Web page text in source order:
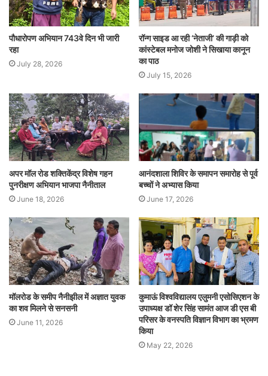
पौधारोपण अभियान 743वे दिन भी जारी
रहा
July 28, 2026
रॉन्ग साइड आ रही ‘नेताजी’ की गाड़ी को
कांस्टेबल मनोज जोशी ने सिखाया कानून
का पाठ
July 15, 2026
अपर मॉल रोड शक्तिकेंद्र विशेष गहन
पुनरीक्षण अभियान भाजपा नैनीताल
June 18, 2026
आनंदशाला शिविर के समापन समारोह से पूर्व
बच्चों ने अभ्यास किया
June 17, 2026
मॉलरोड के समीप नैनीझील में अज्ञात युवक
का शव मिलने से सनसनी
June 11, 2026
कुमाऊं विश्वविद्यालय एलुमनी एसोसिएशन के
उपाध्यक्ष डॉ शेर सिंह सामंत आज डी एस बी
परिसर के वनस्पति विज्ञान विभाग का भ्रमण
किया
May 22, 2026